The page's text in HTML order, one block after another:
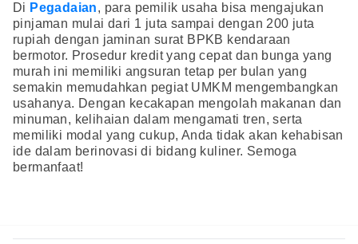
Di Pegadaian, para pemilik usaha bisa mengajukan
pinjaman mulai dari 1 juta sampai dengan 200 juta
rupiah dengan jaminan surat BPKB kendaraan
bermotor. Prosedur kredit yang cepat dan bunga yang
murah ini memiliki angsuran tetap per bulan yang
semakin memudahkan pegiat UMKM mengembangkan
usahanya. Dengan kecakapan mengolah makanan dan
minuman, kelihaian dalam mengamati tren, serta
memiliki modal yang cukup, Anda tidak akan kehabisan
ide dalam berinovasi di bidang kuliner. Semoga
bermanfaat!